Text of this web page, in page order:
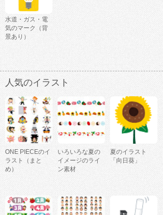
水道・ガス・電
気のマーク（背
景あり）
人気のイラスト
ONE PIECEのイ
ラスト（まと
め）
いろいろな夏の
イメージのライ
ン素材
夏のイラスト
「向日葵」